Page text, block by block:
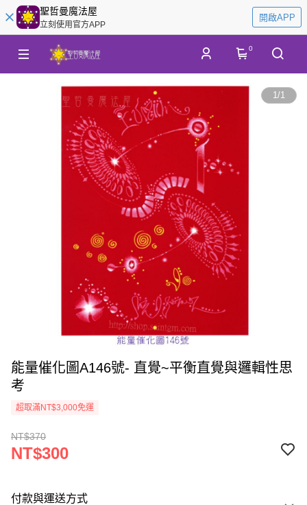
聖哲曼魔法屋
立刻使用官方APP
開啟APP
0
1/1
能量催化圖A146號- 直覺~平衡直覺與邏輯性思
考
超取滿NT$3,000免運
NT$370
NT$300
付款與運送方式